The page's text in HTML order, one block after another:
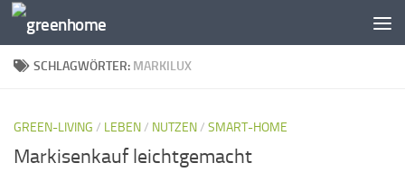
Zum Inhalt springen
SCHLAGWÖRTER: MARKILUX
GREEN-LIVING / LEBEN/ NUTZEN/ SMART-HOME
Markisenkauf leichtgemacht